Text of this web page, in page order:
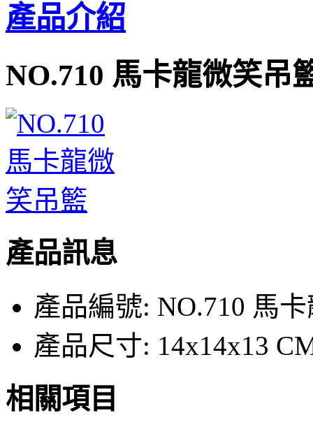
產品介紹
NO.710 馬卡龍微笑吊
產品訊息
產品編號: NO.710 馬
產品尺寸: 14x14x13
相關項目